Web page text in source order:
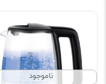
ناموجود